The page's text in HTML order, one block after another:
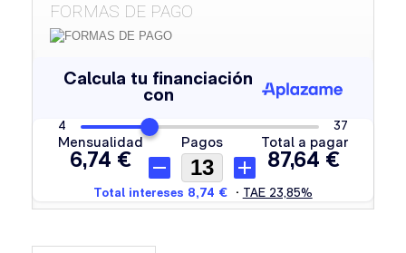
FORMAS DE PAGO